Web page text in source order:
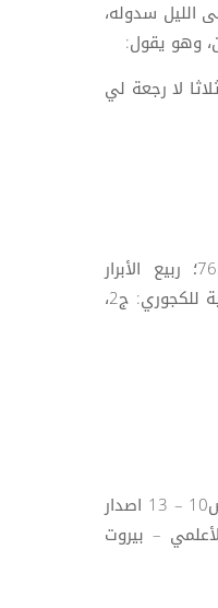
الليل سدوله،
وهو يقول:
لا رجعة لي
([1]) المناقب لابن شهر آشوب: ج3، ص119؛ البحار للمجلسي: ج43، ص76؛ ربيع الأبرار
للزمخشري: ج2، ص274؛ المستطرف للأبشيهي: ج1، ص76؛ الخصائص الفاطمية للكجوري: ج2،
[7] لمزيد من الاطلاع، ينظر: موسوعة هذه فاطمة، السيد نبيل الحسني، ج5 ص10 – 13 اصدار
الحسينية المقدسة، ط1 مؤسسة الأعلمي – بيروت